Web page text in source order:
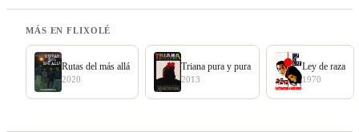
MÁS EN FLIXOLÉ
Rutas del más allá
2020
Triana pura y pura
2013
Ley de raza
1970